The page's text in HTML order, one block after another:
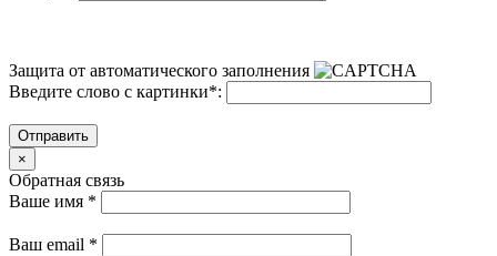
Защита от автоматического заполнения
Введите слово с картинки*:
Отправить
×
Обратная связь
Ваше имя *
Ваш email *